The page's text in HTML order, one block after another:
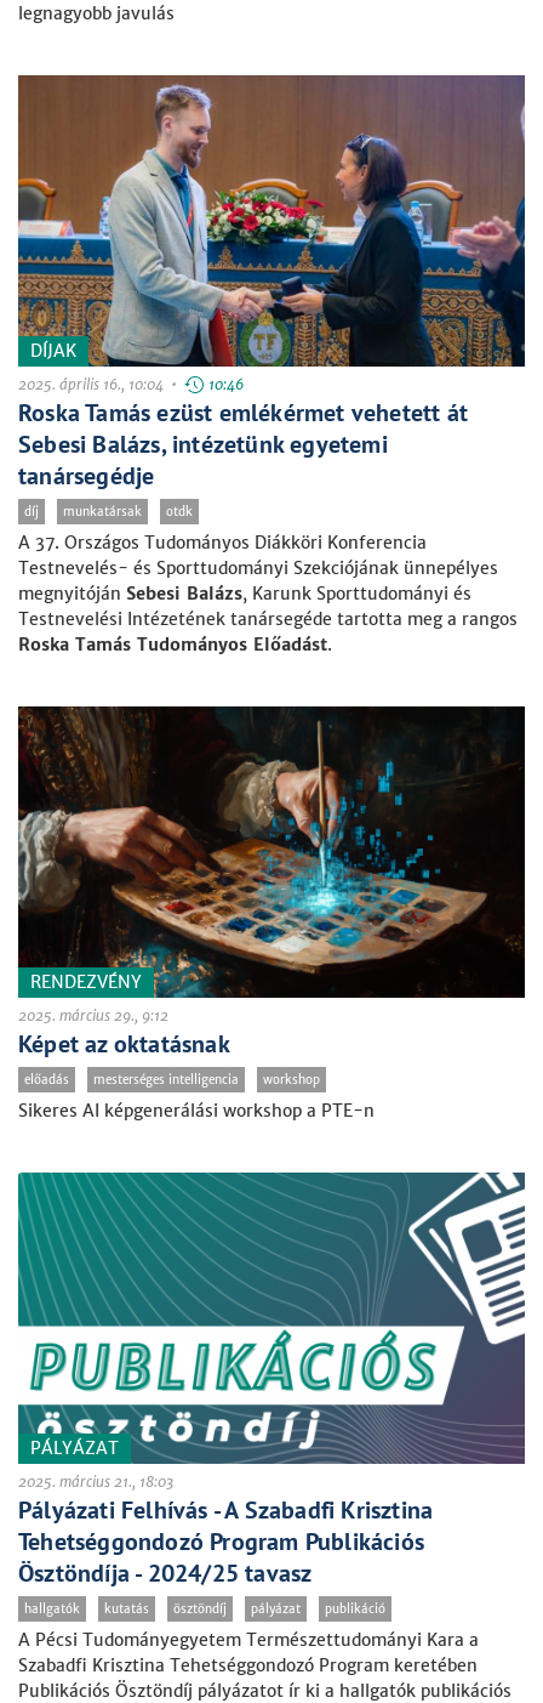
legnagyobb javulás
DÍJAK
2025. április 16., 10:04 • 10:46
Roska Tamás ezüst emlékérmet vehetett át
Sebesi Balázs, intézetünk egyetemi
tanársegédje
díj munkatársak otdk
A 37. Országos Tudományos Diákköri Konferencia
Testnevelés- és Sporttudományi Szekciójának ünnepélyes
megnyitóján Sebesi Balázs, Karunk Sporttudományi és
Testnevelési Intézetének tanársegéde tartotta meg a rangos
Roska Tamás Tudományos Előadást.
RENDEZVÉNY
2025. március 29., 9:12
Képet az oktatásnak
előadás mesterséges intelligencia workshop
Sikeres AI képgenerálási workshop a PTE-n
PÁLYÁZAT
2025. március 21., 18:03
Pályázati Felhívás - A Szabadfi Krisztina
Tehetséggondozó Program Publikációs
Ösztöndíja - 2024/25 tavasz
hallgatók kutatás ösztöndíj pályázat publikáció
A Pécsi Tudományegyetem Természettudományi Kara a
Szabadfi Krisztina Tehetséggondozó Program keretében
Publikációs Ösztöndíj pályázatot ír ki a hallgatók publikációs